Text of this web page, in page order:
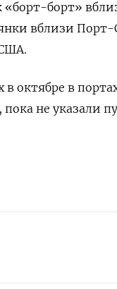
борт»
вблизи
октябре в
не указали